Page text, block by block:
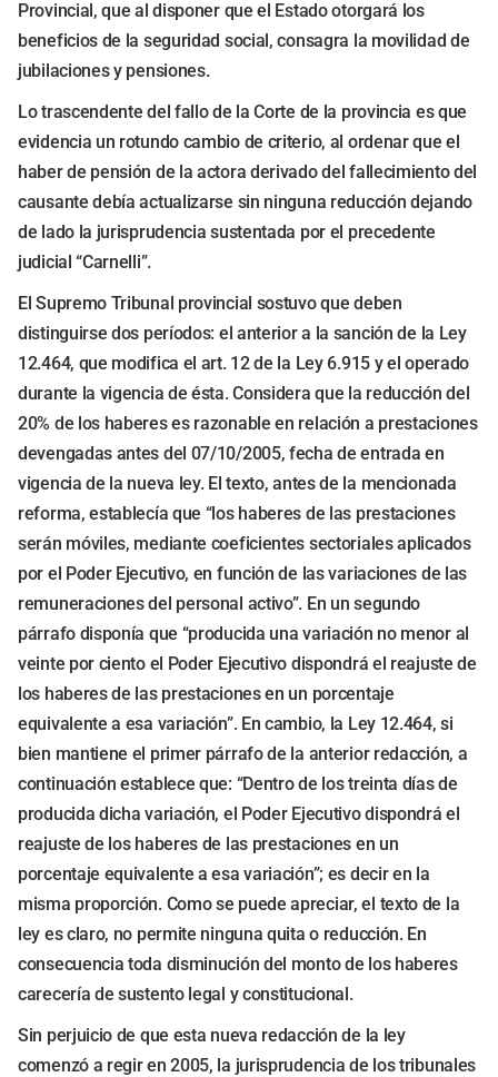
Provincial, que al disponer que el Estado otorgará los
beneficios de la seguridad social, consagra la movilidad de
jubilaciones y pensiones.
Lo trascendente del fallo de la Corte de la provincia es que
evidencia un rotundo cambio de criterio, al ordenar que el
haber de pensión de la actora derivado del fallecimiento del
causante debía actualizarse sin ninguna reducción dejando
de lado la jurisprudencia sustentada por el precedente
judicial “Carnelli”.
El Supremo Tribunal provincial sostuvo que deben
distinguirse dos períodos: el anterior a la sanción de la Ley
12.464, que modifica el art. 12 de la Ley 6.915 y el operado
durante la vigencia de ésta. Considera que la reducción del
20% de los haberes es razonable en relación a prestaciones
devengadas antes del 07/10/2005, fecha de entrada en
vigencia de la nueva ley. El texto, antes de la mencionada
reforma, establecía que “los haberes de las prestaciones
serán móviles, mediante coeficientes sectoriales aplicados
por el Poder Ejecutivo, en función de las variaciones de las
remuneraciones del personal activo”. En un segundo
párrafo disponía que “producida una variación no menor al
veinte por ciento el Poder Ejecutivo dispondrá el reajuste de
los haberes de las prestaciones en un porcentaje
equivalente a esa variación”. En cambio, la Ley 12.464, si
bien mantiene el primer párrafo de la anterior redacción, a
continuación establece que: “Dentro de los treinta días de
producida dicha variación, el Poder Ejecutivo dispondrá el
reajuste de los haberes de las prestaciones en un
porcentaje equivalente a esa variación”; es decir en la
misma proporción. Como se puede apreciar, el texto de la
ley es claro, no permite ninguna quita o reducción. En
consecuencia toda disminución del monto de los haberes
carecería de sustento legal y constitucional.
Sin perjuicio de que esta nueva redacción de la ley
comenzó a regir en 2005, la jurisprudencia de los tribunales